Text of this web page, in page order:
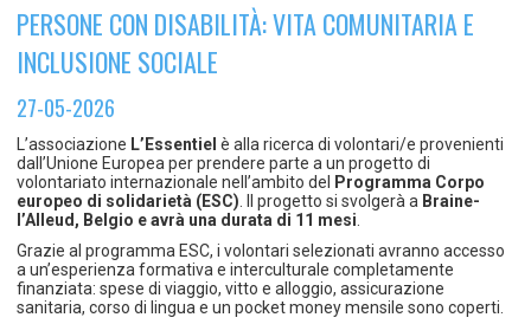
Coordinamento Provinciale Ferrarese Informagiovani
PERSONE CON DISABILITÀ: VITA COMUNITARIA E
INCLUSIONE SOCIALE
27-05-2026
L’associazione L’Essentiel è alla ricerca di volontari/e provenienti
dall’Unione Europea per prendere parte a un progetto di
volontariato internazionale nell’ambito del Programma Corpo
europeo di solidarietà (ESC) . Il progetto si svolgerà a Braine-
l’Alleud, Belgio e avrà una durata di 11 mesi
Grazie al programma ESC, i volontari selezionati avranno accesso
a un’esperienza formativa e interculturale completamente
finanziata: spese di viaggio, vitto e alloggio, assicurazione
sanitaria, corso di lingua e un pocket money mensile sono coperti.